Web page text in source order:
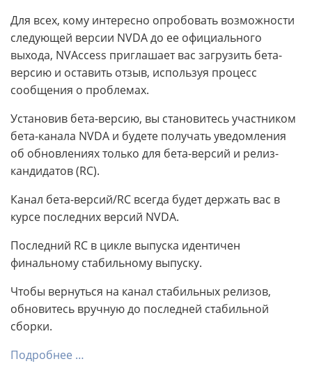
Для всех, кому интересно опробовать возможности
следующей версии NVDA до ее официального
выхода, NVAccess приглашает вас загрузить бета-
версию и оставить отзыв, используя процесс
сообщения о проблемах.
Установив бета-версию, вы становитесь участником
бета-канала NVDA и будете получать уведомления
об обновлениях только для бета-версий и релиз-
кандидатов (RC).
Канал бета-версий/RC всегда будет держать вас в
курсе последних версий NVDA.
Последний RC в цикле выпуска идентичен
финальному стабильному выпуску.
Чтобы вернуться на канал стабильных релизов,
обновитесь вручную до последней стабильной
сборки.
Подробнее …